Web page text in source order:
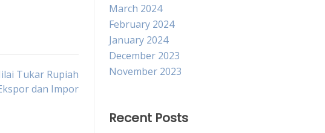
Tukar Rupiah
dan Impor
March 2024
February 2024
January 2024
December 2023
November 2023
Recent Posts